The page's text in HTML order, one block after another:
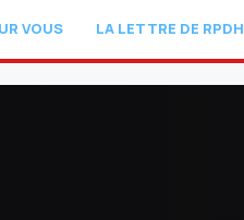
VOUS LA LETTRE DE RPDH